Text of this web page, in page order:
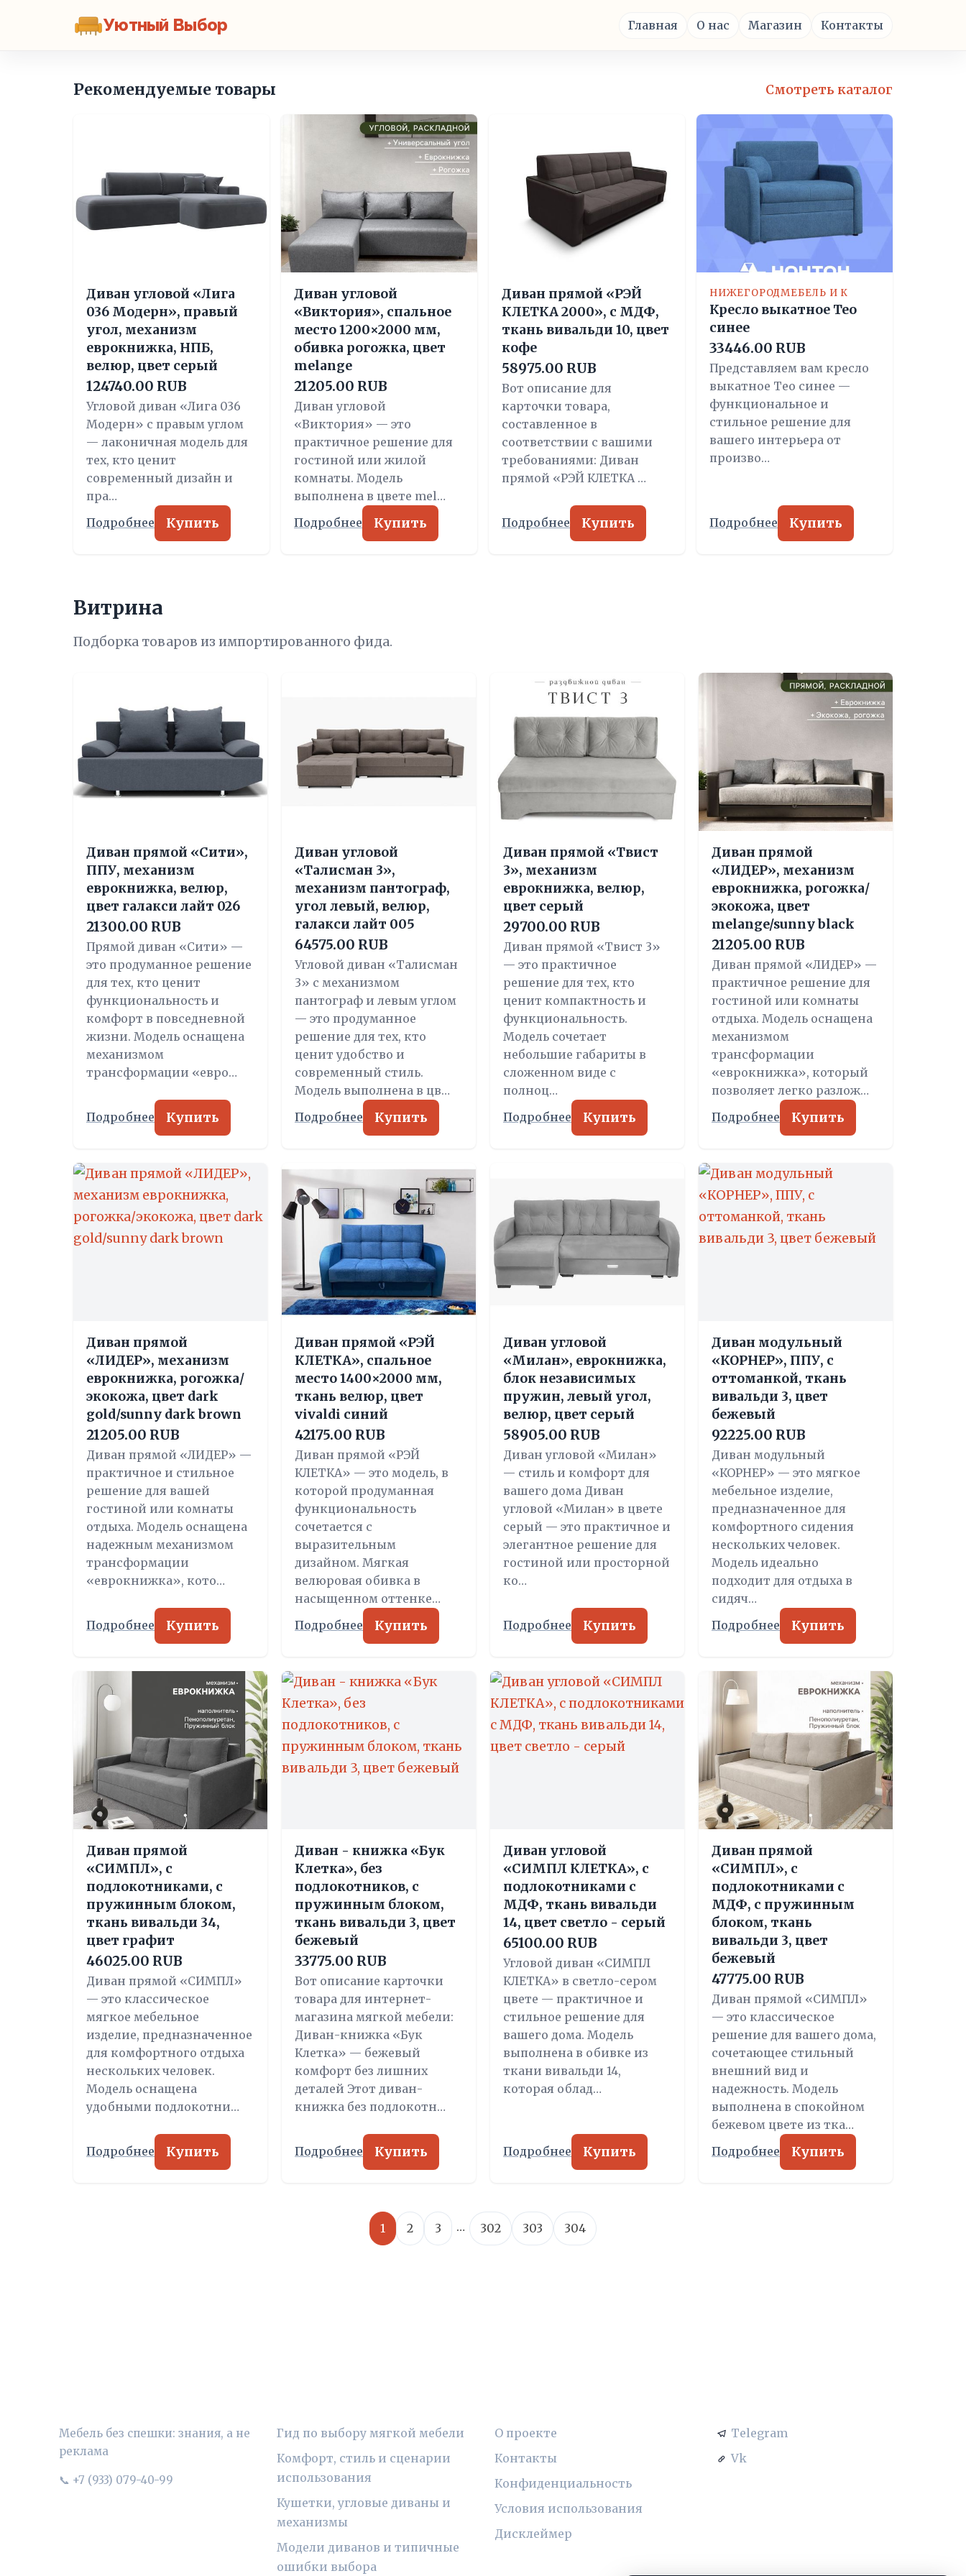
Уютный Выбор Главная О нас Магазин Контакты
Рекомендуемые товары Смотреть каталог
Диван угловой «Лига
036 Модерн», правый
угол, механизм
еврокнижка, НПБ,
велюр, цвет серый
124740.00 RUB
Угловой диван «Лига 036
Модерн» с правым углом
— лаконичная модель для
тех, кто ценит
современный дизайн и
пра…
Подробнее Купить
Диван угловой
«Виктория», спальное
место 1200×2000 мм,
обивка рогожка, цвет
melange
21205.00 RUB
Диван угловой
«Виктория» — это
практичное решение для
гостиной или жилой
комнаты. Модель
выполнена в цвете mel…
Подробнее Купить
Диван прямой «РЭЙ
КЛЕТКА 2000», с МДФ,
ткань вивальди 10, цвет
кофе
58975.00 RUB
Вот описание для
карточки товара,
составленное в
соответствии с вашими
требованиями: Диван
прямой «РЭЙ КЛЕТКА …
Подробнее Купить
НИЖЕГОРОДМЕБЕЛЬ И К
Кресло выкатное Тео
синее
33446.00 RUB
Представляем вам кресло
выкатное Тео синее —
функциональное и
стильное решение для
вашего интерьера от
произво…
Подробнее Купить
Витрина
Подборка товаров из импортированного фида.
Диван прямой «Сити»,
ППУ, механизм
еврокнижка, велюр,
цвет галакси лайт 026
21300.00 RUB
Прямой диван «Сити» —
это продуманное решение
для тех, кто ценит
функциональность и
комфорт в повседневной
жизни. Модель оснащена
механизмом
трансформации «евро…
Подробнее Купить
Диван угловой
«Талисман 3»,
механизм пантограф,
угол левый, велюр,
галакси лайт 005
64575.00 RUB
Угловой диван «Талисман
3» с механизмом
пантограф и левым углом
— это продуманное
решение для тех, кто
ценит удобство и
современный стиль.
Модель выполнена в цв…
Подробнее Купить
Диван прямой «Твист
3», механизм
еврокнижка, велюр,
цвет серый
29700.00 RUB
Диван прямой «Твист 3»
— это практичное
решение для тех, кто
ценит компактность и
функциональность.
Модель сочетает
небольшие габариты в
сложенном виде с
полноц…
Подробнее Купить
Диван прямой
«ЛИДЕР», механизм
еврокнижка, рогожка/
экокожа, цвет
melange/sunny black
21205.00 RUB
Диван прямой «ЛИДЕР» —
практичное решение для
гостиной или комнаты
отдыха. Модель оснащена
механизмом
трансформации
«еврокнижка», который
позволяет легко разлож…
Подробнее Купить
Диван прямой
«ЛИДЕР», механизм
еврокнижка, рогожка/
экокожа, цвет dark
gold/sunny dark brown
21205.00 RUB
Диван прямой «ЛИДЕР» —
практичное и стильное
решение для вашей
гостиной или комнаты
отдыха. Модель оснащена
надежным механизмом
трансформации
«еврокнижка», кото…
Подробнее Купить
Диван прямой «РЭЙ
КЛЕТКА», спальное
место 1400×2000 мм,
ткань велюр, цвет
vivaldi синий
42175.00 RUB
Диван прямой «РЭЙ
КЛЕТКА» — это модель, в
которой продуманная
функциональность
сочетается с
выразительным
дизайном. Мягкая
велюровая обивка в
насыщенном оттенке…
Подробнее Купить
Диван угловой
«Милан», еврокнижка,
блок независимых
пружин, левый угол,
велюр, цвет серый
58905.00 RUB
Диван угловой «Милан»
— стиль и комфорт для
вашего дома Диван
угловой «Милан» в цвете
серый — это практичное и
элегантное решение для
гостиной или просторной
ко…
Подробнее Купить
Диван модульный
«КОРНЕР», ППУ, с
оттоманкой, ткань
вивальди 3, цвет
бежевый
92225.00 RUB
Диван модульный
«КОРНЕР» — это мягкое
мебельное изделие,
предназначенное для
комфортного сидения
нескольких человек.
Модель идеально
подходит для отдыха в
сидяч…
Подробнее Купить
Диван прямой
«СИМПЛ», с
подлокотниками, с
пружинным блоком,
ткань вивальди 34,
цвет графит
46025.00 RUB
Диван прямой «СИМПЛ»
— это классическое
мягкое мебельное
изделие, предназначенное
для комфортного отдыха
нескольких человек.
Модель оснащена
удобными подлокотни…
Подробнее Купить
Диван - книжка «Бук
Клетка», без
подлокотников, с
пружинным блоком,
ткань вивальди 3, цвет
бежевый
33775.00 RUB
Вот описание карточки
товара для интернет-
магазина мягкой мебели:
Диван-книжка «Бук
Клетка» — бежевый
комфорт без лишних
деталей Этот диван-
книжка без подлокотн…
Подробнее Купить
Диван угловой
«СИМПЛ КЛЕТКА», с
подлокотниками с
МДФ, ткань вивальди
14, цвет светло - серый
65100.00 RUB
Угловой диван «СИМПЛ
КЛЕТКА» в светло-сером
цвете — практичное и
стильное решение для
вашего дома. Модель
выполнена в обивке из
ткани вивальди 14,
которая облад…
Подробнее Купить
Диван прямой
«СИМПЛ», с
подлокотниками с
МДФ, с пружинным
блоком, ткань
вивальди 3, цвет
бежевый
47775.00 RUB
Диван прямой «СИМПЛ»
— это классическое
решение для вашего дома,
сочетающее стильный
внешний вид и
надежность. Модель
выполнена в спокойном
бежевом цвете из тка…
Подробнее Купить
1 2 3 … 302 303 304
Мебель без спешки: знания, а не
реклама
📞 +7 (933) 079-40-99
Гид по выбору мягкой мебели
Комфорт, стиль и сценарии
использования
Кушетки, угловые диваны и
механизмы
Модели диванов и типичные
ошибки выбора
О проекте
Контакты
Конфиденциальность
Условия использования
Дисклеймер
Telegram
Vk